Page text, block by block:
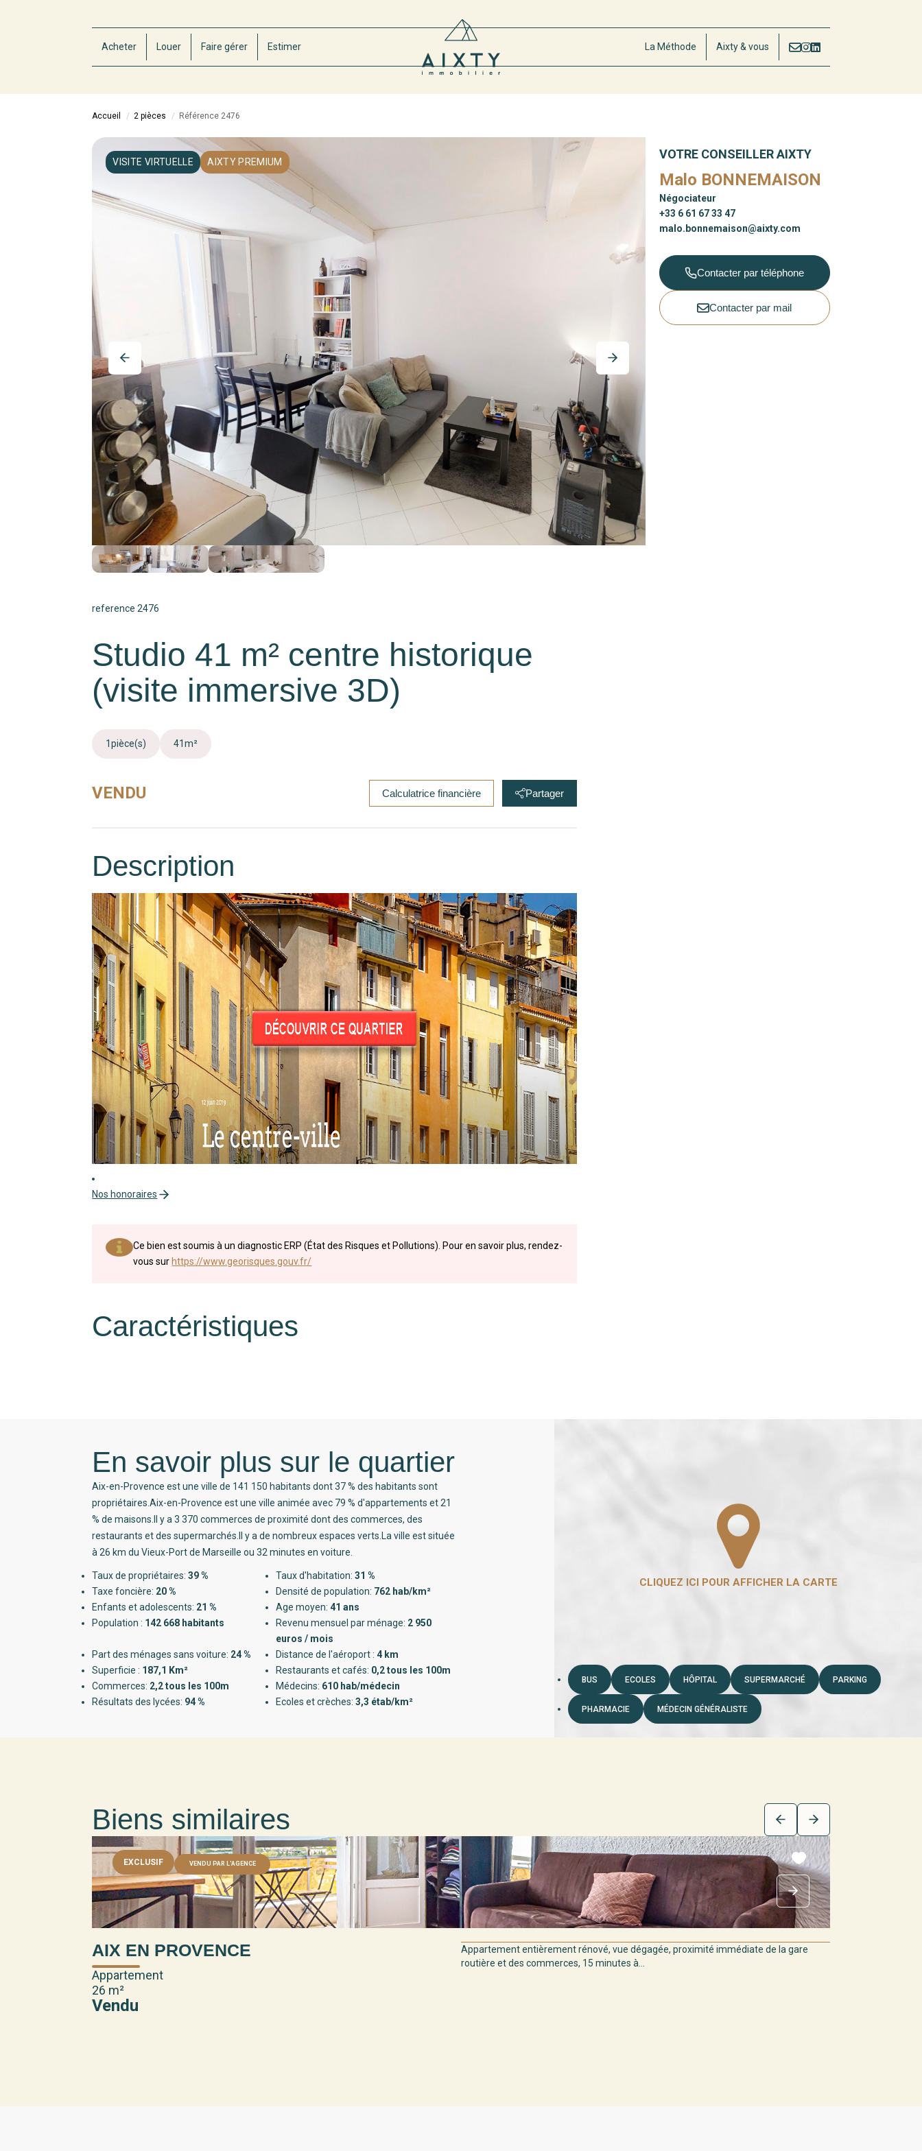
Acheter Louer Faire gérer Estimer La Méthode Aixty & vous
Accueil 2 pièces Référence 2476
VISITE VIRTUELLE AIXTY PREMIUM
reference 2476
Studio 41 m² centre historique
(visite immersive 3D)
1pièce(s) 41m²
VENDU Calculatrice financière Partager
Description
Nos honoraires
Ce bien est soumis à un diagnostic ERP (État des Risques et Pollutions). Pour en savoir plus, rendez-
vous sur https://www.georisques.gouv.fr/
Caractéristiques
VOTRE CONSEILLER AIXTY
Malo BONNEMAISON
Négociateur
+33 6 61 67 33 47
malo.bonnemaison@aixty.com
Contacter par téléphone
Contacter par mail
En savoir plus sur le quartier
Aix-en-Provence est une ville de 141 150 habitants dont 37 % des habitants sont
propriétaires.Aix-en-Provence est une ville animée avec 79 % d'appartements et 21
% de maisons.Il y a 3 370 commerces de proximité dont des commerces, des
restaurants et des supermarchés.Il y a de nombreux espaces verts.La ville est située
à 26 km du Vieux-Port de Marseille ou 32 minutes en voiture.
Taux de propriétaires:39 % Taux d'habitation:31 %
Taxe foncière: 20 % Densité de population: 762 hab/km²
Enfants et adolescents: 21 % Age moyen:41 ans
Population : 142 668 habitants Revenu mensuel par ménage: 2 950
euros / mois
Part des ménages sans voiture: 24 % Distance de l'aéroport :4 km
Superficie : 187,1 Km² Restaurants et cafés: 0,2 tous les 100m
Commerces: 2,2 tous les 100m Médecins: 610 hab/médecin
Résultats des lycées: 94 % Ecoles et crèches:3,3 étab/km²
BUS ECOLES HÔPITAL SUPERMARCHÉ PARKING
PHARMACIE MÉDECIN GÉNÉRALISTE
Biens similaires
EXCLUSIF VENDU PAR L'AGENCE
AIX EN PROVENCE
Appartement
26 m²
Vendu
Appartement entièrement rénové, vue dégagée, proximité immédiate de la gare
routière et des commerces, 15 minutes à...